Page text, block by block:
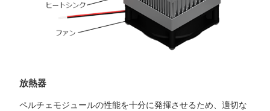
放熱器
ペルチェモジュールの性能を十分に発揮させるため、適切な